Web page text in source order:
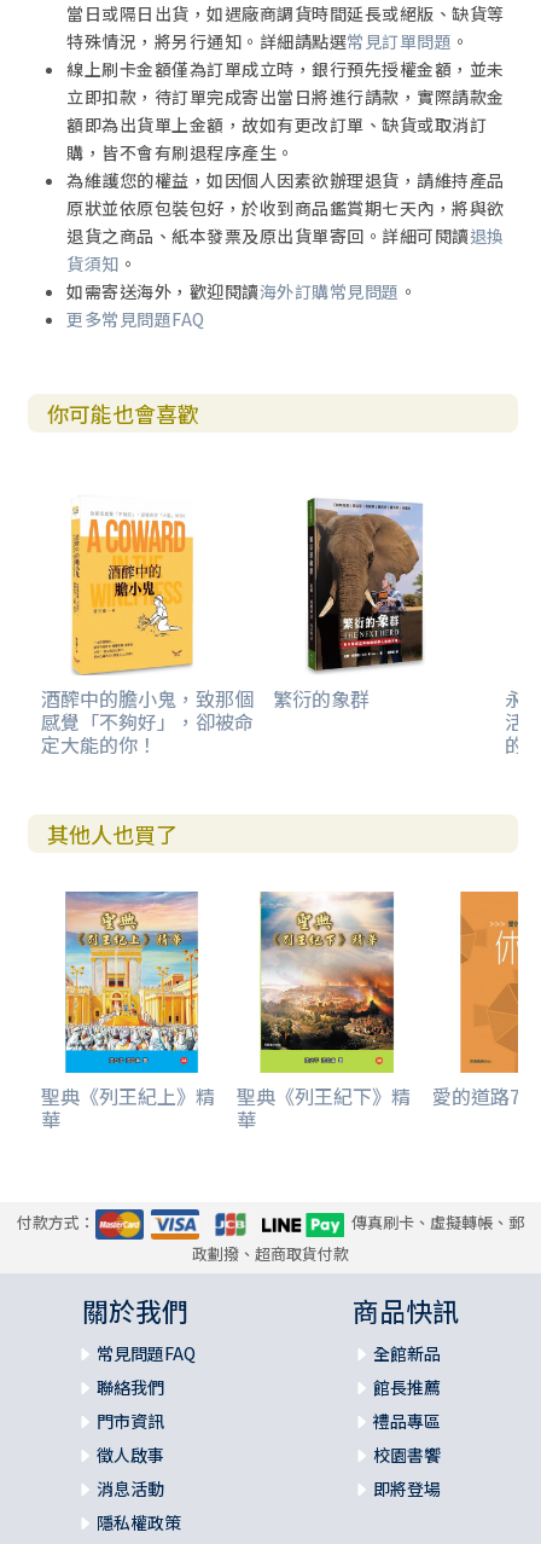
當日或隔日出貨，如遇廠商調貨時間延長或絕版、缺貨等
特殊情況，將另行通知。詳細請點選常見訂單問題 。
線上刷卡金額僅為訂單成立時，銀行預先授權金額，並未
立即扣款，待訂單完成寄出當日將進行請款，實際請款金
額即為出貨單上金額，故如有更改訂單、缺貨或取消訂
購，皆不會有刷退程序產生。
為維護您的權益，如因個人因素欲辦理退貨，請維持產品
原狀並依原包裝包好，於收到商品鑑賞期七天內，將與欲
退貨之商品、紙本發票及原出貨單寄回。詳細可閱讀退換
貨須知 。
如需寄送海外，歡迎閱讀海外訂購常見問題 。
更多常見問題FAQ
你可能也會喜歡
酒醡中的膽小鬼，致那個
感覺「不夠好」，卻被命
定大能的你！
繁衍的象群 永
活
的
其他人也買了
聖典《列王紀上》精
華
聖典《列王紀下》精
華
愛的道路7
付款方式：
傳真刷卡、虛擬轉帳、郵
政劃撥、超商取貨付款
關於我們
常見問題FAQ
聯絡我們
門市資訊
徵人啟事
消息活動
隱私權政策
商品快訊
全館新品
館長推薦
禮品專區
校園書饗
即將登場